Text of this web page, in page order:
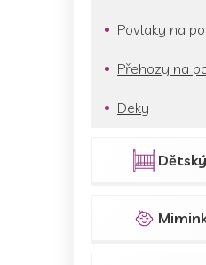
Povlaky na
Přehozy na
Deky